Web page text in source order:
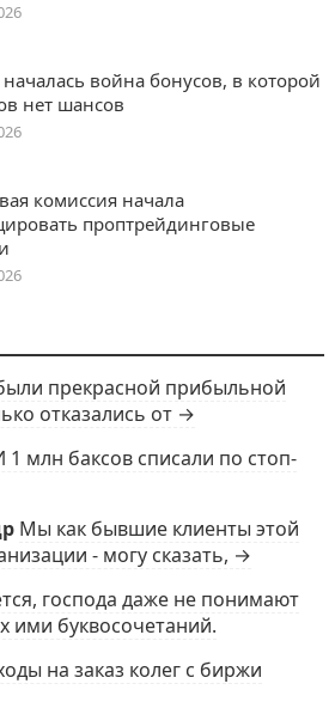
война бонусов, в которой
нет шансов
комиссия начала
проптрейдинговые
прекрасной прибыльной
отказались от →
1 млн баксов списали по стоп-
Мы как бывшие клиенты этой
- могу сказать, →
господа даже не понимают
ими буквосочетаний.
на заказ колег с биржи